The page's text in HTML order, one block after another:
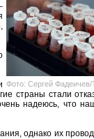
Фото: Сергей
страны стали
надеюсь, что
однако их